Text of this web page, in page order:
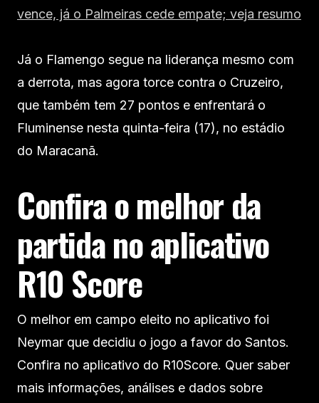
vence, já o Palmeiras cede empate; veja resumo
Já o Flamengo segue na liderança mesmo com
a derrota, mas agora torce contra o Cruzeiro,
que também tem 27 pontos e enfrentará o
Fluminense nesta quinta-feira (17), no estádio
do Maracanã.
Confira o melhor da
partida no aplicativo
R10 Score
O melhor em campo eleito no aplicativo foi
Neymar que decidiu o jogo a favor do Santos.
Confira no aplicativo do R10Score. Quer saber
mais informações, análises e dados sobre